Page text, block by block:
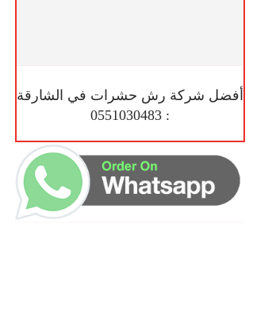
أفضل شركة رش حشرات في الشارقة
: 0551030483